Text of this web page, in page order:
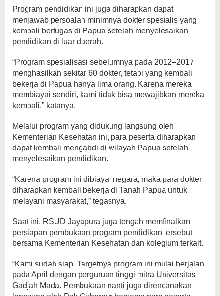
Program pendidikan ini juga diharapkan dapat
menjawab persoalan minimnya dokter spesialis yang
kembali bertugas di Papua setelah menyelesaikan
pendidikan di luar daerah.
“Program spesialisasi sebelumnya pada 2012–2017
menghasilkan sekitar 60 dokter, tetapi yang kembali
bekerja di Papua hanya lima orang. Karena mereka
membiayai sendiri, kami tidak bisa mewajibkan mereka
kembali,” katanya.
Melalui program yang didukung langsung oleh
Kementerian Kesehatan ini, para peserta diharapkan
dapat kembali mengabdi di wilayah Papua setelah
menyelesaikan pendidikan.
“Karena program ini dibiayai negara, maka para dokter
diharapkan kembali bekerja di Tanah Papua untuk
melayani masyarakat,” tegasnya.
Saat ini, RSUD Jayapura juga tengah memfinalkan
persiapan pembukaan program pendidikan tersebut
bersama Kementerian Kesehatan dan kolegium terkait.
“Kami sudah siap. Targetnya program ini mulai berjalan
pada April dengan perguruan tinggi mitra Universitas
Gadjah Mada. Pembukaan nanti juga direncanakan